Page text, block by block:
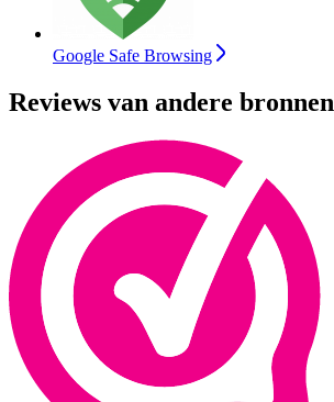
Google Safe Browsing
Reviews van andere bronnen